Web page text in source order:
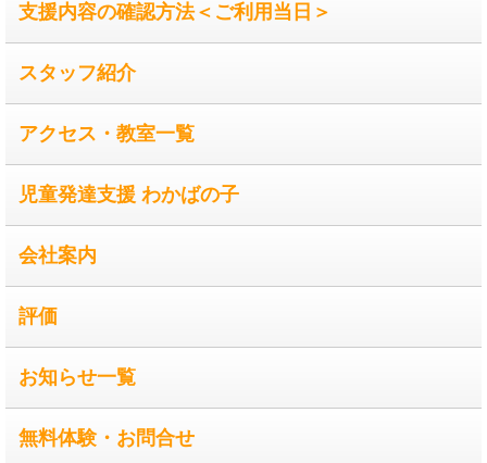
支援内容の確認方法＜ご利用当日＞
スタッフ紹介
アクセス・教室一覧
児童発達支援 わかばの子
会社案内
評価
お知らせ一覧
無料体験・お問合せ